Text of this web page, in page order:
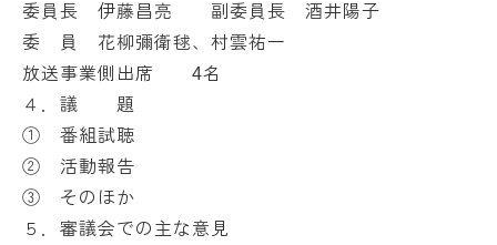
委員長 伊藤昌亮 副委員長 酒井陽子
委 員 花柳彌衛毬、村雲祐一
放送事業側出席 4名
４．議 題
① 番組試聴
② 活動報告
③ そのほか
５．審議会での主な意見